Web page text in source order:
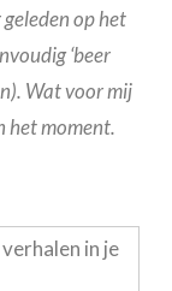
op het
‘beer
Wat voor mij
het moment.
in je